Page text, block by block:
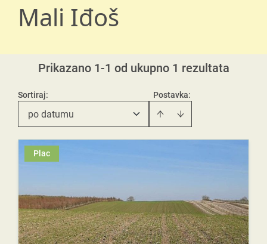
Mali Iđoš
Prikazano 1-1 od ukupno 1 rezultata
Postavka:
Sortiraj:
po datumu
Plac